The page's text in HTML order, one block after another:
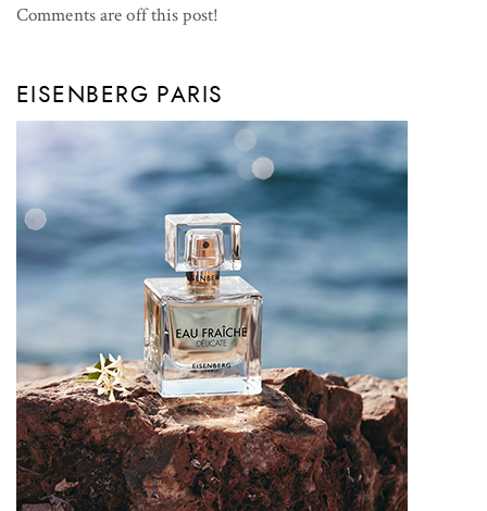
Comments are off this post!
EISENBERG PARIS